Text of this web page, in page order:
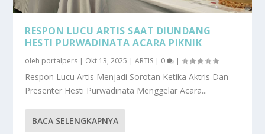
RESPON LUCU ARTIS SAAT DIUNDANG
HESTI PURWADINATA ACARA PIKNIK
oleh portalpers | Okt 13, 2025 |ARTIS | 0 |
Respon Lucu Artis Menjadi Sorotan Ketika Aktris Dan
Presenter Hesti Purwadinata Menggelar Acara...
BACA SELENGKAPNYA